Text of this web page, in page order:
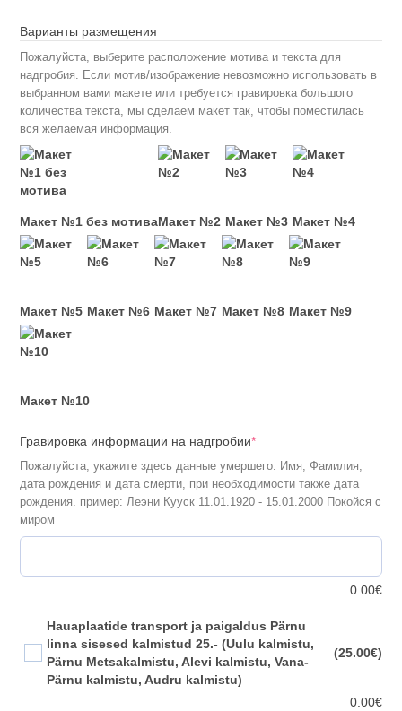
Варианты размещения
Пожалуйста, выберите расположение мотива и текста для
надгробия. Если мотив/изображение невозможно использовать в
выбранном вами макете или требуется гравировка большого
количества текста, мы сделаем макет так, чтобы поместилась
вся желаемая информация.
Макет №1 без мотиваМакет №2 Макет №3 Макет №4
Макет №5 Макет №6 Макет №7 Макет №8 Макет №9
Макет №10
Гравировка информации на надгробии*(required)
Пожалуйста, укажите здесь данные умершего: Имя, Фамилия,
дата рождения и дата смерти, при необходимости также дата
рождения. пример: Леэни Кууск 11.01.1920 - 15.01.2000 Покойся с
миром
0.00€
Hauaplaatide transport ja paigaldus Pärnu
linna sisesed kalmistud 25.- (Uulu kalmistu,
Pärnu Metsakalmistu, Alevi kalmistu, Vana-
Pärnu kalmistu, Audru kalmistu)
(25.00€)
0.00€